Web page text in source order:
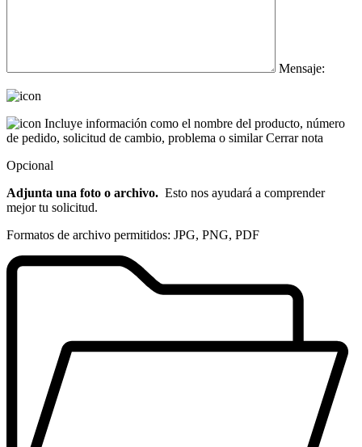
Mensaje:
Incluye información como el nombre del producto, número
de pedido, solicitud de cambio, problema o similar Cerrar nota
Opcional
Adjunta una foto o archivo. Esto nos ayudará a comprender
mejor tu solicitud.
Formatos de archivo permitidos: JPG, PNG, PDF